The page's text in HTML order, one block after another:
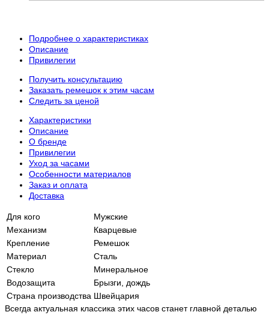
Подробнее о характеристиках
Описание
Привилегии
Получить консультацию
Заказать ремешок к этим часам
Следить за ценой
Характеристики
Описание
О бренде
Привилегии
Уход за часами
Особенности материалов
Заказ и оплата
Доставка
Для кого
Мужские
Механизм
Кварцевые
Крепление
Ремешок
Материал
Сталь
Стекло
Минеральное
Водозащита
Брызги, дождь
Страна производства Швейцария
Всегда актуальная классика этих часов станет главной деталью